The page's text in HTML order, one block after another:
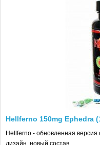
Hellferno 150mg Ephedra
Hellferno - обновленная